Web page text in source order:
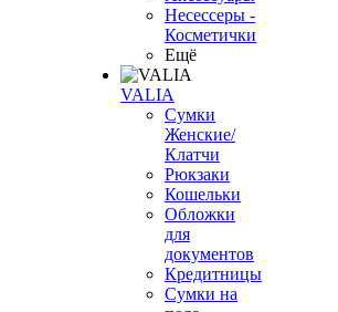
Несессеры -
Косметички
Ещё
VALIA
Сумки
Женские/
Клатчи
Рюкзаки
Кошельки
Обложки
для
документов
Кредитницы
Сумки на